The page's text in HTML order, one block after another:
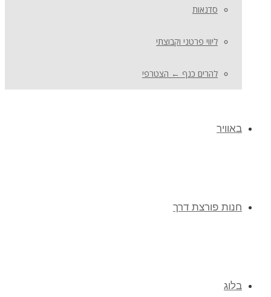
סדנאות
ליווי פרטני וקבוצתי
להרים כנף ← הצטרפי
באוויר
חנות פורצת דרך
בלוג